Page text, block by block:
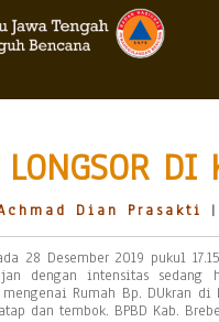
DI
Dian Prasakti
28 Desember 2019 pukul
dengan intensitas
Rumah Bp. DUkran
dan tembok. BPBD Kab.